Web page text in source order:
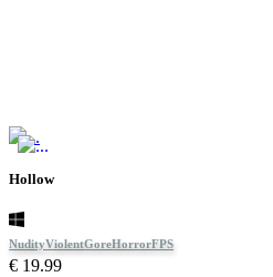
Hollow
NudityViolentGoreHorrorFPS
€ 19.99